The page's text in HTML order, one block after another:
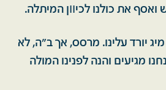
ואסף את כולנו לכיװן המיתלה.
יורד עלינו. מרסס, אך ב"ה, לא
מגיעים והנה לפנינו המולה